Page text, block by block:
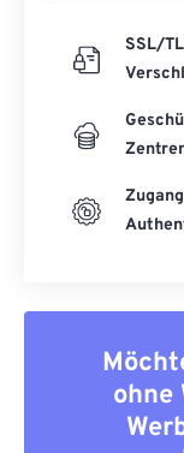
SSL/
ohne